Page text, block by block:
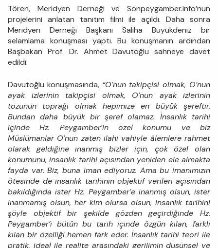
Tören, Meridyen Derneği ve Sonpeygamber.info’nun
projelerini anlatan tanıtım filmi ile açıldı. Daha sonra
Meridyen Derneği Başkanı Saliha Büyükdeniz bir
selamlama konuşması yaptı. Bu konuşmanın ardından
Başbakan Prof. Dr. Ahmet Davutoğlu sahneye davet
edildi.
Davutoğlu konuşmasında, “O’nun takipçisi olmak, O’nun
ayak izlerinin takipçisi olmak, O’nun ayak izlerinin
tozunun toprağı olmak hepimize en büyük şereftir.
Bundan daha büyük bir şeref olamaz. İnsanlık tarihi
içinde Hz. Peygamber’in özel konumu ve biz
Müslümanlar O’nun zaten ilahi vahiyle âlemlere rahmet
olarak geldiğine inanmış bizler için, çok özel olan
konumunu, insanlık tarihi açısından yeniden ele almakta
fayda var. Biz, buna iman ediyoruz. Ama bu imanımızın
ötesinde de insanlık tarihinin objektif verileri açısından
bakıldığında ister Hz. Peygamber’e inanmış olsun, ister
inanmamış olsun, her kim olursa olsun, insanlık tarihini
şöyle objektif bir şekilde gözden geçirdiğinde Hz.
Peygamber’i bütün bu tarih içinde özgün kılan, farklı
kılan bir özelliği hemen fark eder. İnsanlık tarihi teori ile
pratik, ideal ile realite arasındaki gerilimin düşünsel ve